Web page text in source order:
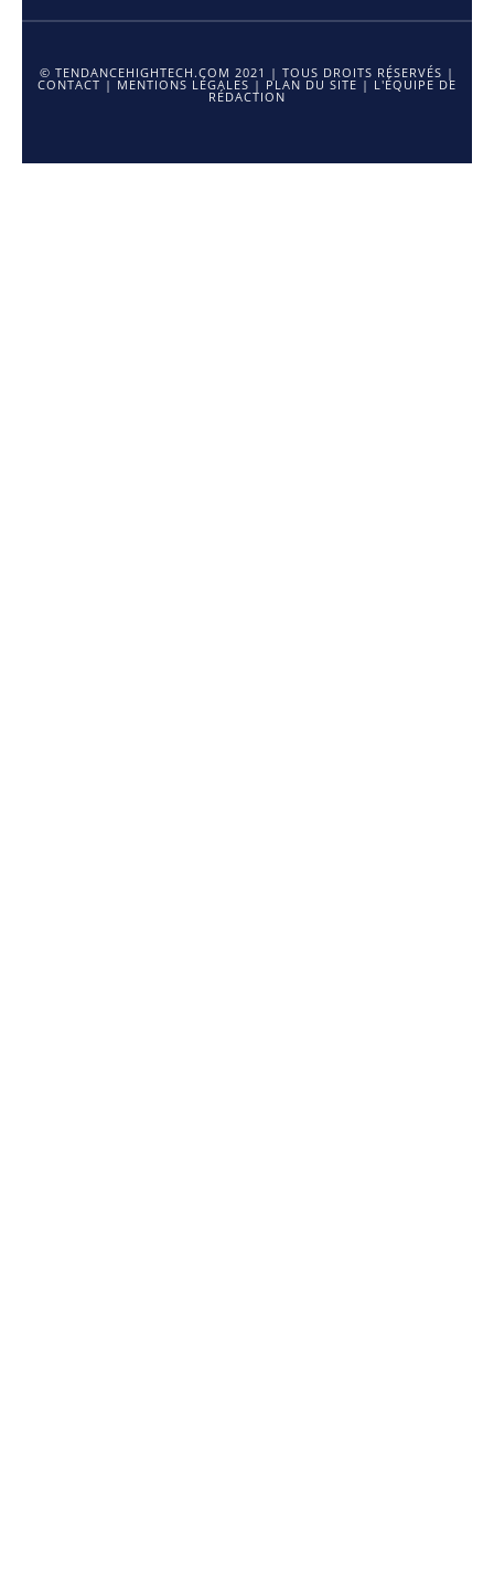
© TENDANCEHIGHTECH.COM 2021 | TOUS DROITS RÉSERVÉS |
CONTACT | MENTIONS LÉGALES | PLAN DU SITE | L'ÉQUIPE DE
RÉDACTION